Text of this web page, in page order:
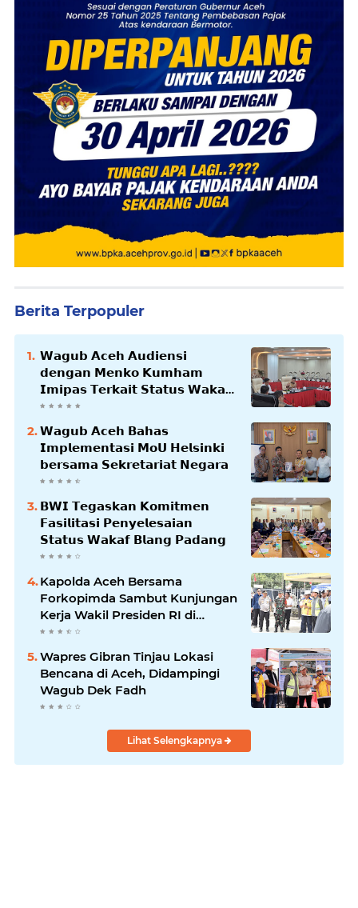
Berita Terpopuler
𝗪𝗮𝗴𝘂𝗯 𝗔𝗰𝗲𝗵 𝗔𝘂𝗱𝗶𝗲𝗻𝘀𝗶
𝗱𝗲𝗻𝗴𝗮𝗻 𝗠𝗲𝗻𝗸𝗼 𝗞𝘂𝗺𝗵𝗮𝗺
𝗜𝗺𝗶𝗽𝗮𝘀 𝗧𝗲𝗿𝗸𝗮𝗶𝘁 𝗦𝘁𝗮𝘁𝘂𝘀 𝗪𝗮𝗸𝗮𝗳
𝗕𝗹𝗮𝗻𝗴𝗽𝗮𝗱𝗮𝗻𝗴
𝗪𝗮𝗴𝘂𝗯 𝗔𝗰𝗲𝗵 𝗕𝗮𝗵𝗮𝘀
𝗜𝗺𝗽𝗹𝗲𝗺𝗲𝗻𝘁𝗮𝘀𝗶 𝗠𝗼𝗨 𝗛𝗲𝗹𝘀𝗶𝗻𝗸𝗶
𝗯𝗲𝗿𝘀𝗮𝗺𝗮 𝗦𝗲𝗸𝗿𝗲𝘁𝗮𝗿𝗶𝗮𝘁 𝗡𝗲𝗴𝗮𝗿𝗮
𝗕𝗪𝗜 𝗧𝗲𝗴𝗮𝘀𝗸𝗮𝗻 𝗞𝗼𝗺𝗶𝘁𝗺𝗲𝗻
𝗙𝗮𝘀𝗶𝗹𝗶𝘁𝗮𝘀𝗶 𝗣𝗲𝗻𝘆𝗲𝗹𝗲𝘀𝗮𝗶𝗮𝗻
𝗦𝘁𝗮𝘁𝘂𝘀 𝗪𝗮𝗸𝗮𝗳 𝗕𝗹𝗮𝗻𝗴 𝗣𝗮𝗱𝗮𝗻𝗴
Kapolda Aceh Bersama
Forkopimda Sambut Kunjungan
Kerja Wakil Presiden RI di
Kabupaten Bireuen
Wapres Gibran Tinjau Lokasi
Bencana di Aceh, Didampingi
Wagub Dek Fadh
Lihat Selengkapnya